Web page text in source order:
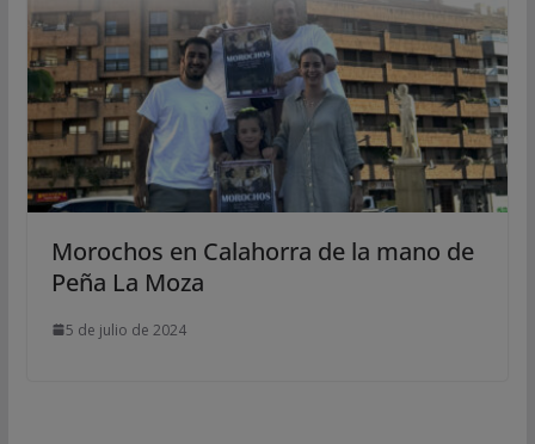
Morochos en Calahorra de la mano de
Peña La Moza
5 de julio de 2024